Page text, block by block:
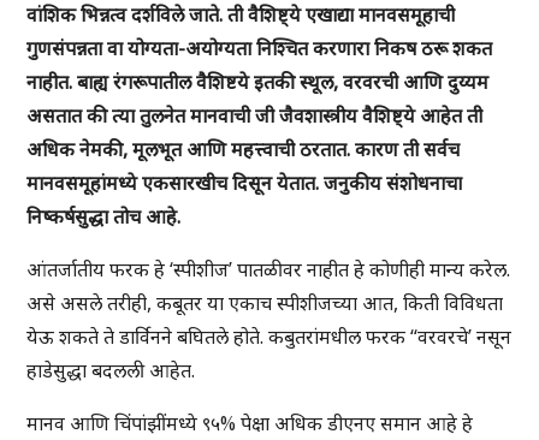
वांशिक भिन्नत्व दर्शविले जाते. ती वैशिष्ट्ये एखाद्या मानवसमूहाची
गुणसंपन्नता वा योग्यता-अयोग्यता निश्चित करणारा निकष ठरू शकत
नाहीत. बाह्य रंगरूपातील वैशिष्टये इतकी स्थूल, वरवरची आणि दुय्यम
असतात की त्या तुलनेत मानवाची जी जैवशास्त्रीय वैशिष्ट्ये आहेत ती
अधिक नेमकी, मूलभूत आणि महत्त्वाची ठरतात. कारण ती सर्वच
मानवसमूहांमध्ये एकसारखीच दिसून येतात. जनुकीय संशोधनाचा
निष्कर्षसुद्धा तोच आहे.
आंतर्जातीय फरक हे ‘स्पीशीज’ पातळीवर नाहीत हे कोणीही मान्य करेल.
असे असले तरीही, कबूतर या एकाच स्पीशीजच्या आत, किती विविधता
येऊ शकते ते डार्विनने बघितले होते. कबुतरांमधील फरक “वरवरचे’ नसून
हाडेसुद्धा बदलली आहेत.
मानव आणि चिंपांझींमध्ये ९५% पेक्षा अधिक डीएनए समान आहे हे